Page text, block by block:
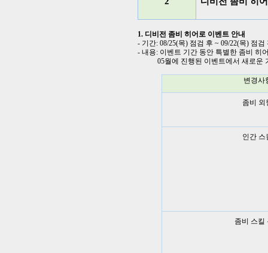
1. 디비전 좀비 히어로 이벤트 안내
- 기간: 08/25(목) 점검 후 ~ 09/22(목) 점검
- 내용: 이벤트 기간 동안 특별한 좀비 히
05월에 진행된 이벤트에서 새로운
변경사
좀비 외
인간 스
좀비 스킬